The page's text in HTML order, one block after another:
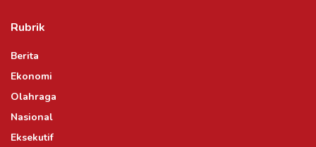
Rubrik
Berita
Ekonomi
Olahraga
Nasional
Eksekutif